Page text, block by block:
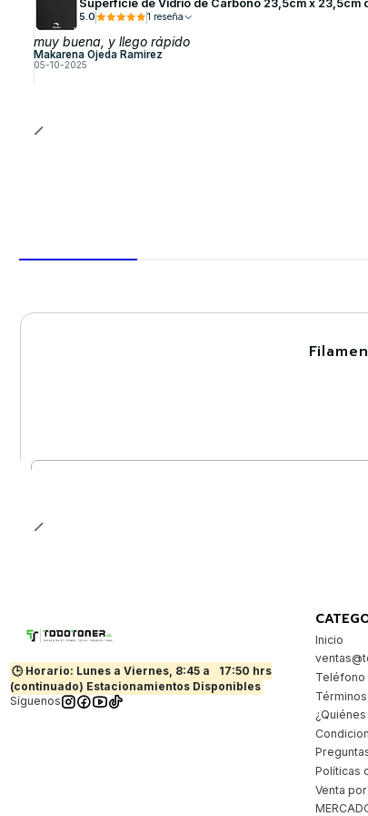
Superficie de Vidrio de Carbono 23,5cm x 23,5cm
5.0 1 reseña
muy buena, y llego rápido
Makarena Ojeda Ramirez
05-10-2025
🕒 Horario: Lunes a Viernes, 8:45 a
17:50 hrs
(continuado) Estacionamientos Disponibles
Síguenos
Inicio
Políticas
Venta